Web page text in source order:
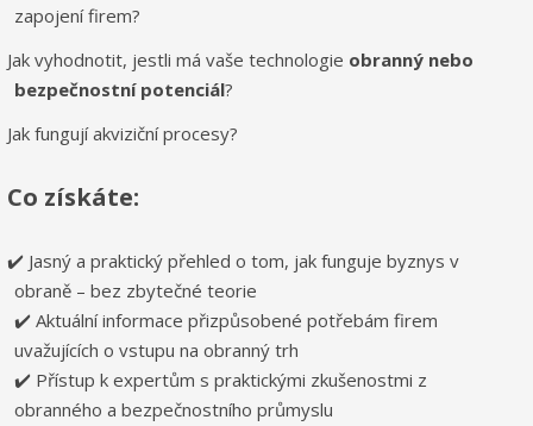
zapojení firem?
Jak vyhodnotit, jestli má vaše technologie obranný nebo
bezpečnostní potenciál?
Jak fungují akviziční procesy?
Co získáte:
✔️ Jasný a praktický přehled o tom, jak funguje byznys v
obraně – bez zbytečné teorie
✔️ Aktuální informace přizpůsobené potřebám firem
uvažujících o vstupu na obranný trh
✔️ Přístup k expertům s praktickými zkušenostmi z
obranného a bezpečnostního průmyslu